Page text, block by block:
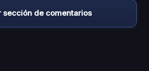
sección de comentarios